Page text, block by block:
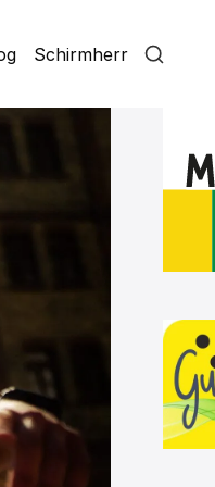
Schirmherr